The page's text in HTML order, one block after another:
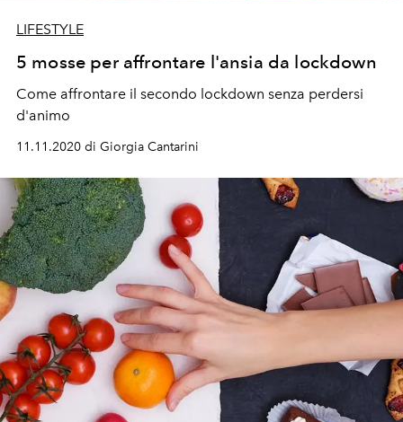
LIFESTYLE
5 mosse per affrontare l'ansia da lockdown
Come affrontare il secondo lockdown senza perdersi
d'animo
11.11.2020 di Giorgia Cantarini